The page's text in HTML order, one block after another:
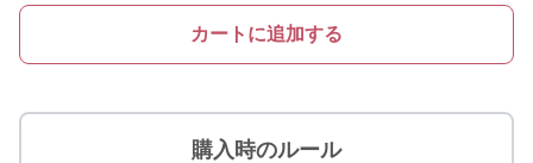
カートに追加する
購入時のルール